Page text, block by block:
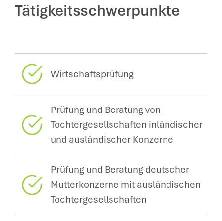
Tätigkeitsschwerpunkte
Wirtschaftsprüfung
Prüfung und Beratung von
Tochtergesellschaften inländischer
und ausländischer Konzerne
Prüfung und Beratung deutscher
Mutterkonzerne mit ausländischen
Tochtergesellschaften